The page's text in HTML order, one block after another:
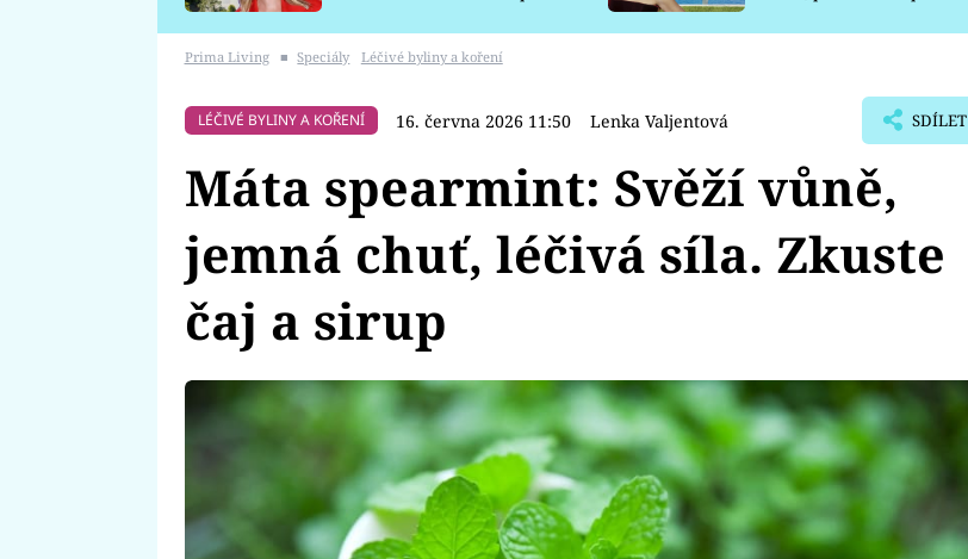
Prima Living ■ Speciály Léčivé byliny a koření
LÉČIVÉ BYLINY A KOŘENÍ 16. června 2026 11:50 Lenka Valjentová SDÍLET
Máta spearmint: Svěží vůně,
jemná chuť, léčivá síla. Zkuste
čaj a sirup